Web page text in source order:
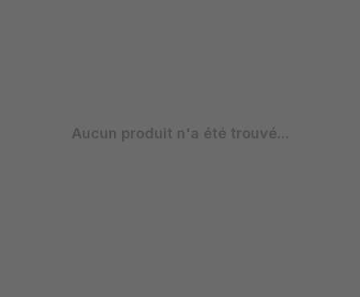
Aucun produit n'a été trouvé...